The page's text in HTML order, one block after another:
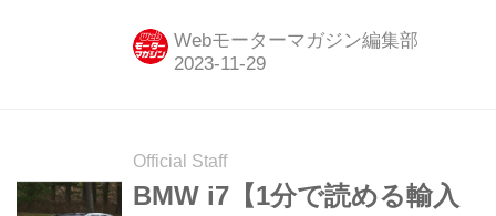
Webモーターマガジン編集部
Official Staff
BMW i7【1分で読める輸入